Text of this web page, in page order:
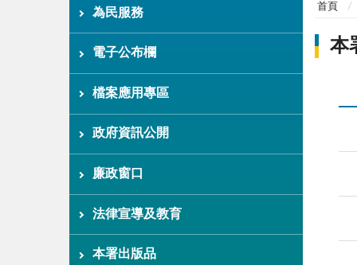
為民服務
電子公布欄
檔案應用專區
政府資訊公開
廉政窗口
法律宣導及教育
本署出版品
首頁
本